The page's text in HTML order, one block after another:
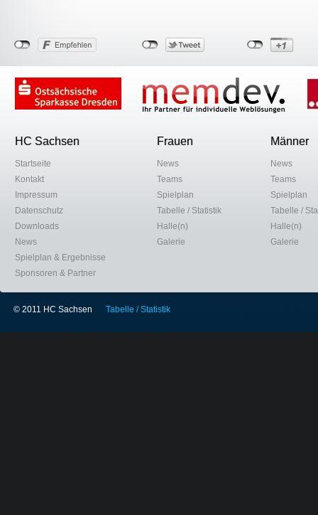
HC Sachsen
Startseite
Kontakt
Impressum
Datenschutz
Downloads
News
Spielplan & Ergebnisse
Sponsoren & Partner
Frauen
News
Teams
Spielplan
Tabelle / Statistik
Halle(n)
Galerie
Männer
News
Teams
Spielplan
Tabelle /
Halle(n)
Galerie
© 2011 HC Sachsen Tabelle / Statistik